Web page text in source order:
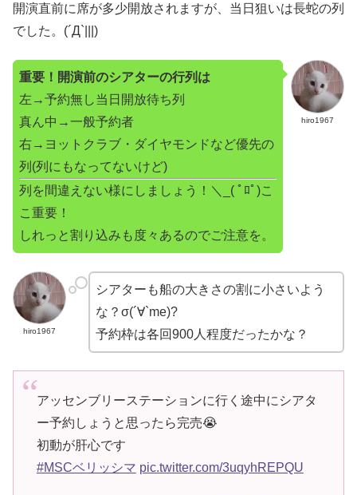
開演直前に席が多少開放されますが、当日狙いは長蛇の列
でした。(´Д`|||)
hiro1967
重要！開演前のシアターの行列は
左→予約無し当日開放待ち列
真ん中→一般予約者
右→ヨットクラブ・ダイヤモンドなど優先の
列(列にもなってないけど)
列を間違えない様にしましょう！＼_( ﾟﾛﾟ)こ
こ重要！
しれっと割り込みも度々あるのでご注意を。
hiro1967
シアターも船の大きさの割に小さいよう
な？σ(´∀`me)?
予約枠は各回900人程度だったかな？
アッセンブリーステーションに行く途中にシアタ
ー予約しょうと思ったら完売😭
初動が肝心です
#MSCベリッシマ pic.twitter.com/3uqyhREPQU